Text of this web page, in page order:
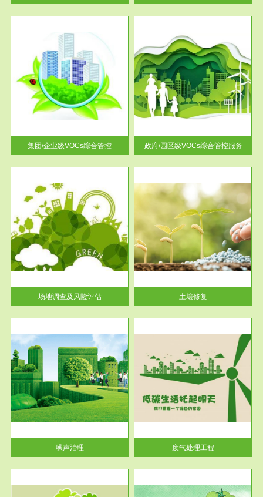
集团/企业级VOCs综合管控
服务范围
政府/园区级VOCs综合管控服务
根据《石化行业挥发性有机物综
合整治方案》文件要求，到2017
年，全...
政府/园区级VOCs综合管控服务
场地调查及风险评估
服务范围
土壤修复
土壤修复
噪声治理
服务范围
废气处理工程
废气处理工程